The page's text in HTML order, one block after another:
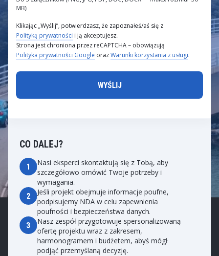
CO DALEJ?
1
Nasi eksperci skontaktują się z Tobą, aby
szczegółowo omówić Twoje potrzeby i
wymagania.
2
Jeśli projekt obejmuje informacje poufne,
podpisujemy NDA w celu zapewnienia
poufności i bezpieczeństwa danych.
3
Nasz zespół przygotowuje spersonalizowaną
ofertę projektu wraz z zakresem,
harmonogramem i budżetem, abyś mógł
podjąć przemyślaną decyzję.
MB)
Klikając „Wyślij”, potwierdzasz, że zapoznałeś/aś się z
Polityką prywatności i ją akceptujesz.
Strona jest chroniona przez reCAPTCHA – obowiązują
Polityka prywatności Google orazWarunki korzystania z usługi.